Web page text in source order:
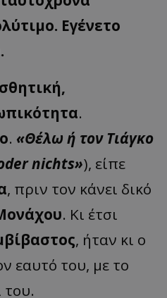
Εγένετο
.
. «Θέλω ή τον Τιάγκο
nichts»), είπε
, πριν τον κάνει δικό
. Κι έτσι
, ήταν κι ο
εαυτό του, με το
του.